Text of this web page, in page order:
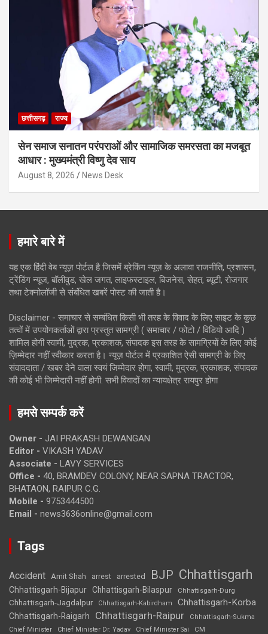
छत्तीसगढ़ राज्य
सेन समाज सनातन परंपराओं और सामाजिक समरसता का मजबूत
आधार : मुख्यमंत्री विष्णु देव साय
August 8, 2026 News Desk
हमारे बारे में
यह एक हिंदी वेब न्यूज़ पोर्टल है जिसमें ब्रेकिंग न्यूज़ के अलावा राजनीति, प्रशासन,
ट्रेंडिंग न्यूज, बॉलीवुड, खेल जगत, लाइफस्टाइल, बिजनेस, सेहत, ब्यूटी, रोजगार
तथा टेक्नोलॉजी से संबंधित खबरें पोस्ट की जाती है।
Disclaimer - समाचार से सम्बंधित किसी भी तरह के विवाद के लिए साइट के कुछ
तत्वों में उपयोगकर्ताओं द्वारा प्रस्तुत सामग्री ( समाचार / फोटो / विडियो आदि )
शामिल होगी स्वामी, मुद्रक, प्रकाशक, संपादक इस तरह के सामग्रियों के लिए कोई
ज़िम्मेदार नहीं स्वीकार करता है। न्यूज़ पोर्टल में प्रकाशित ऐसी सामग्री के लिए
संवाददाता / खबर देने वाला स्वयं जिम्मेदार होगा, स्वामी, मुद्रक, प्रकाशक, संपादक
की कोई भी जिम्मेदारी नहीं होगी. सभी विवादों का न्यायक्षेत्र रायपुर होगा
हमसे सम्पर्क करें
Owner - JAI PRAKASH DEWANGAN
Editor - VIKASH YADAV
Associate - LAVY SERVICES
Office - 40, BRAMDEV COLONY, NEAR SAPNA TRACTOR,
BHATAON, RAIPUR C.G.
Mobile - 9753444500
Email - news3636online@gmail.com
Tags
Accident Amit Shah arrest arrested BJP Chhattisgarh
Chhattisgarh-Bijapur Chhattisgarh-Bilaspur Chhattisgarh-Durg
Chhattisgarh-Jagdalpur Chhattisgarh-Kabirdham Chhattisgarh-Korba
Chhattisgarh-Raigarh Chhattisgarh-Raipur
Chhattisgarh-Sukma
Chief Minister
Chief Minister Dr. Yadav Chief Minister Sai CM